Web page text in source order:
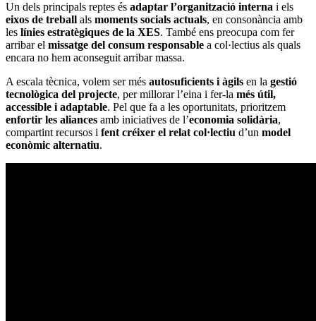
Un dels principals reptes és adaptar l’organització interna i els
eixos de treball als moments socials actuals, en consonància amb
les línies estratègiques de la XES. També ens preocupa com fer
arribar el missatge del consum responsable a col·lectius als quals
encara no hem aconseguit arribar massa.
A escala tècnica, volem ser més autosuficients i àgils en la gestió
tecnològica del projecte, per millorar l’eina i fer-la més útil,
accessible i adaptable. Pel que fa a les oportunitats, prioritzem
enfortir les aliances amb iniciatives de l’economia solidària,
compartint recursos i fent créixer el relat col·lectiu d’un model
econòmic alternatiu.